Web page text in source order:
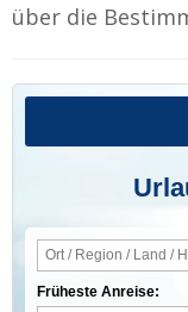
über die
Früheste Anreise: